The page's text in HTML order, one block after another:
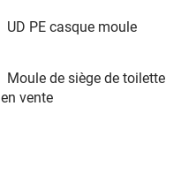
UD PE casque moule
Moule de siège de toilette
en vente